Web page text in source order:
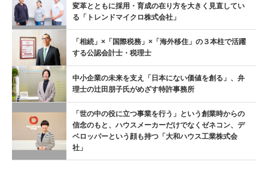
変革とともに採用・育成の在り方を大きく見直してい
る「トレンドマイクロ株式会社」
「相続」×「国際税務」×「海外移住」の３本柱で活躍
する公認会計士・税理士
中小企業の未来を支え「日本にない価値を創る」、弁
理士の辻󠄀田朋子氏がめざす特許事務所
「世の中の役に立つ事業を行う」という創業時からの
信念のもと、ハウスメーカーだけでなくゼネコン、デ
ベロッパーという顔も持つ「大和ハウス工業株式会
社」